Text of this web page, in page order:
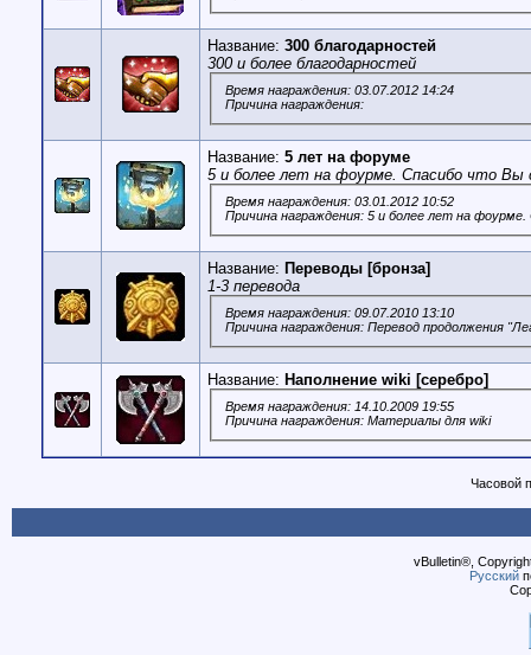
Название: 300 благодарностей
300 и более благодарностей
Время награждения: 03.07.2012 14:24
Причина награждения:
Название: 5 лет на форуме
5 и более лет на фоурме. Спасибо что Вы
Время награждения: 03.01.2012 10:52
Причина награждения: 5 и более лет на
Название: Переводы [бронза]
1-3 перевода
Время награждения: 09.07.2010 13:10
Причина награждения: Перевод продолжения
Название: Наполнение wiki [серебро]
Время награждения: 14.10.2009 19:55
Причина награждения: Материалы для wiki
Часовой
vBulletin®,
Русский